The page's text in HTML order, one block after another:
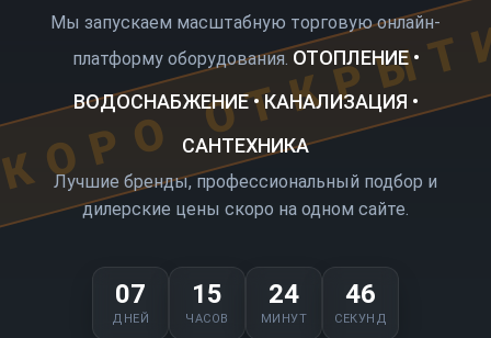
Мы запускаем масштабную торговую онлайн-
платформу оборудования. ОТОПЛЕНИЕ •
ВОДОСНАБЖЕНИЕ • КАНАЛИЗАЦИЯ •
САНТЕХНИКА
Лучшие бренды, профессиональный подбор и
дилерские цены скоро на одном сайте.
07
ДНЕЙ
15
ЧАСОВ
24
МИНУТ
46
СЕКУНД